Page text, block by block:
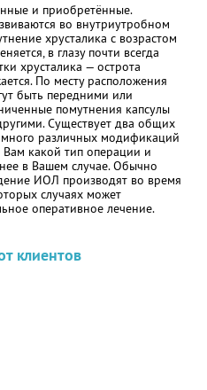
и приобретённые.
во внутриутробном
хрусталика с возрастом
в глазу почти всегда
хрусталика — острота
По месту расположения
быть передними или
помутнения капсулы
Существует два общих
различных модификаций
какой тип операции и
в Вашем случае. Обычно
ИОЛ производят во время
случаях может
оперативное лечение.
клиентов